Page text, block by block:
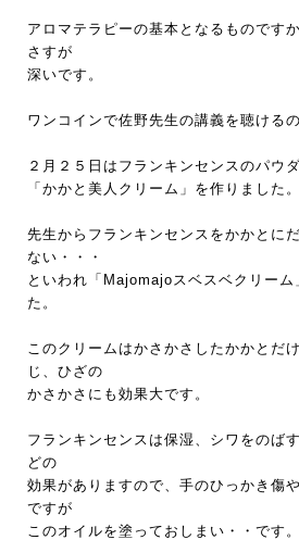
アロマテラピーの基本となるものです
さすが
深いです。
ワンコインで佐野先生の講義を聴ける
２月２５日はフランキンセンスのパウ
「かかと美人クリーム」を作りました。
先生からフランキンセンスをかかとに
ない・・・
といわれ「Majomajoスベスベクリーム
た。
このクリームはかさかさしたかかとだ
じ、ひざの
かさかさにも効果大です。
フランキンセンスは保湿、シワをのば
どの
効果がありますので、手のひっかき傷
ですが
このオイルを塗っておしまい・・です。